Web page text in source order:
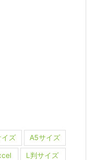
ズ A5サイズ
L判サイズ